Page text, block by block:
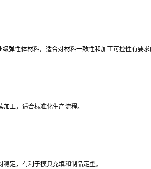
弹性体材料，适合对材料一致性和加工可控性有要求
工，适合标准化生产流程。
定，有利于模具充填和制品定型。